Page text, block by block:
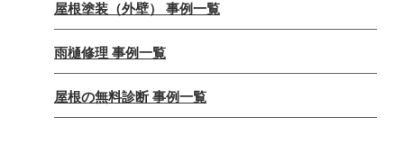
屋根塗装（外壁） 事例一覧
雨樋修理 事例一覧
屋根の無料診断 事例一覧